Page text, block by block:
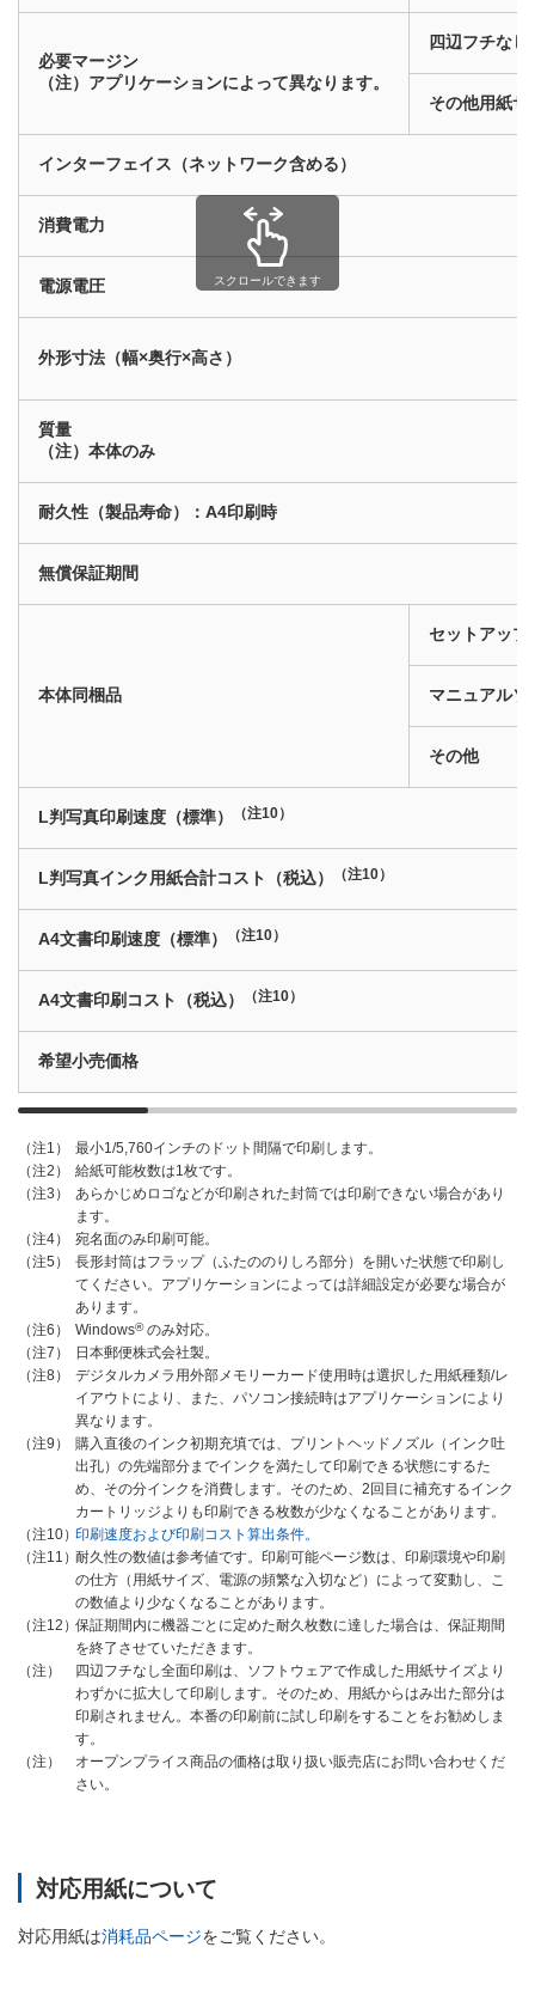
必要マージン
（注）アプリケーションによって異なります。
四辺フチな
その他用紙サ
インターフェイス（ネットワーク含める）
消費電力
電源電圧
外形寸法（幅×奥行×高さ）
質量
（注）本体のみ
耐久性（製品寿命）：A4印刷時
無償保証期間
本体同梱品
セットアップ
マニュアルソ
その他
L判写真印刷速度（標準） （注10）
L判写真インク用紙合計コスト（税込） （注10）
A4文書印刷速度（標準） （注10）
A4文書印刷コスト（税込） （注10）
希望小売価格
スクロールできます
（注1）
最小1/5,760インチのドット間隔で印刷します。
（注2）
給紙可能枚数は1枚です。
（注3）
あらかじめロゴなどが印刷された封筒では印刷できない場合があり
ます。
（注4）
宛名面のみ印刷可能。
（注5）
長形封筒はフラップ（ふたののりしろ部分）を開いた状態で印刷し
てください。アプリケーションによっては詳細設定が必要な場合が
あります。
（注6）
Windows®のみ対応。
（注7）
日本郵便株式会社製。
（注8）
デジタルカメラ用外部メモリーカード使用時は選択した用紙種類/レ
イアウトにより、また、パソコン接続時はアプリケーションにより
異なります。
（注9）
購入直後のインク初期充填では、プリントヘッドノズル（インク吐
出孔）の先端部分までインクを満たして印刷できる状態にするた
め、その分インクを消費します。そのため、2回目に補充するインク
カートリッジよりも印刷できる枚数が少なくなることがあります。
（注10）印刷速度および印刷コスト算出条件。
（注11）耐久性の数値は参考値です。印刷可能ページ数は、印刷環境や印刷
の仕方（用紙サイズ、電源の頻繁な入切など）によって変動し、こ
の数値より少なくなることがあります。
（注12）保証期間内に機器ごとに定めた耐久枚数に達した場合は、保証期間
を終了させていただきます。
（注）
四辺フチなし全面印刷は、ソフトウェアで作成した用紙サイズより
わずかに拡大して印刷します。そのため、用紙からはみ出た部分は
印刷されません。本番の印刷前に試し印刷をすることをお勧めしま
す。
（注）
オープンプライス商品の価格は取り扱い販売店にお問い合わせくだ
さい。
対応用紙について
対応用紙は消耗品ページをご覧ください。